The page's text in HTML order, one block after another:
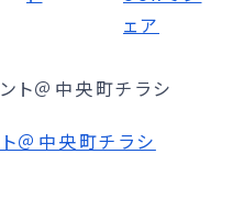
＠中央町チラシ